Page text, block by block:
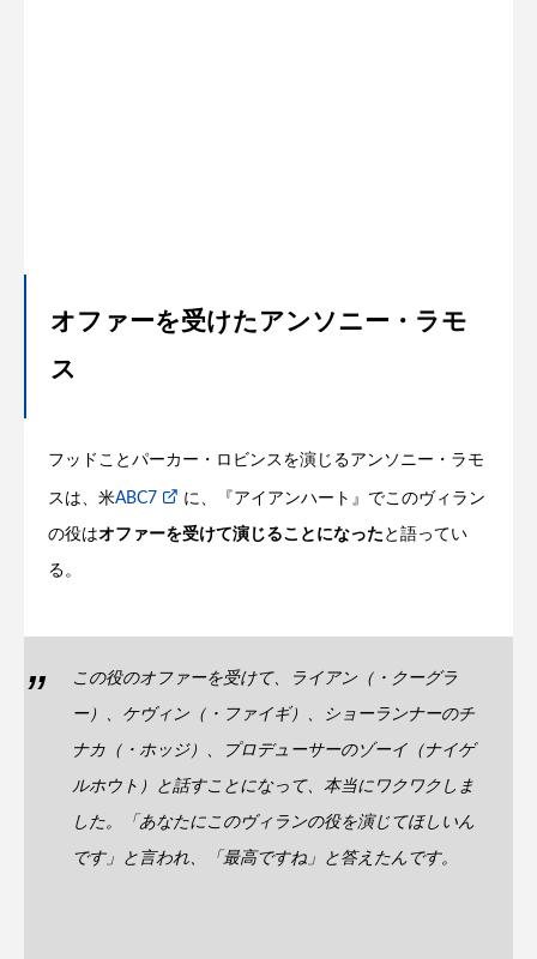
オファーを受けたアンソニー・ラモ
ス
フッドことパーカー・ロビンスを演じるアンソニー・ラモ
スは、米ABC7 に、『アイアンハート』でこのヴィラン
の役はオファーを受けて演じることになった と語ってい
る。
この役のオファーを受けて、ライアン（・クーグラ
ー）、ケヴィン（・ファイギ）、ショーランナーのチ
ナカ（・ホッジ）、プロデューサーのゾーイ（ナイゲ
ルホウト）と話すことになって、本当にワクワクしま
した。「あなたにこのヴィランの役を演じてほしいん
です」と言われ、「最高ですね」と答えたんです。